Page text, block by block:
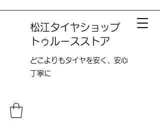
松江タイヤショップ
トゥルースストア
どこよりも​タイヤを安く、安心
丁寧に